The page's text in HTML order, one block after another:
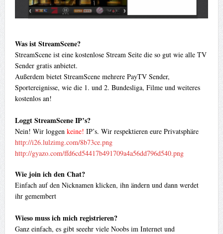
Was ist StreamScene?
StreamScene ist eine kostenlose Stream Seite die so gut wie alle TV
Sender gratis anbietet.
Außerdem bietet StreamScene mehrere PayTV Sender,
Sportereignisse, wie die 1. und 2. Bundesliga, Filme und weiteres
kostenlos an!
Loggt StreamScene IP’s?
Nein! Wir loggen keine! IP’s. Wir respektieren eure Privatsphäre
http://i26.lulzimg.com/8b73ce.png
http://gyazo.com/ffd6cd54417b491709a4a56dd796d540.png
Wie join ich den Chat?
Einfach auf den Nicknamen klicken, ihn ändern und dann werdet
ihr gemembert
Wieso muss ich mich registrieren?
Ganz einfach, es gibt seeehr viele Noobs im Internet und